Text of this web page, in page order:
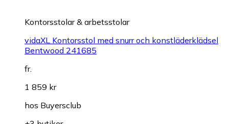
Kontorsstolar & arbetsstolar
vidaXL Kontorsstol med snurr och konstläderklädsel
Bentwood 241685
fr.
1 859 kr
hos Buyersclub